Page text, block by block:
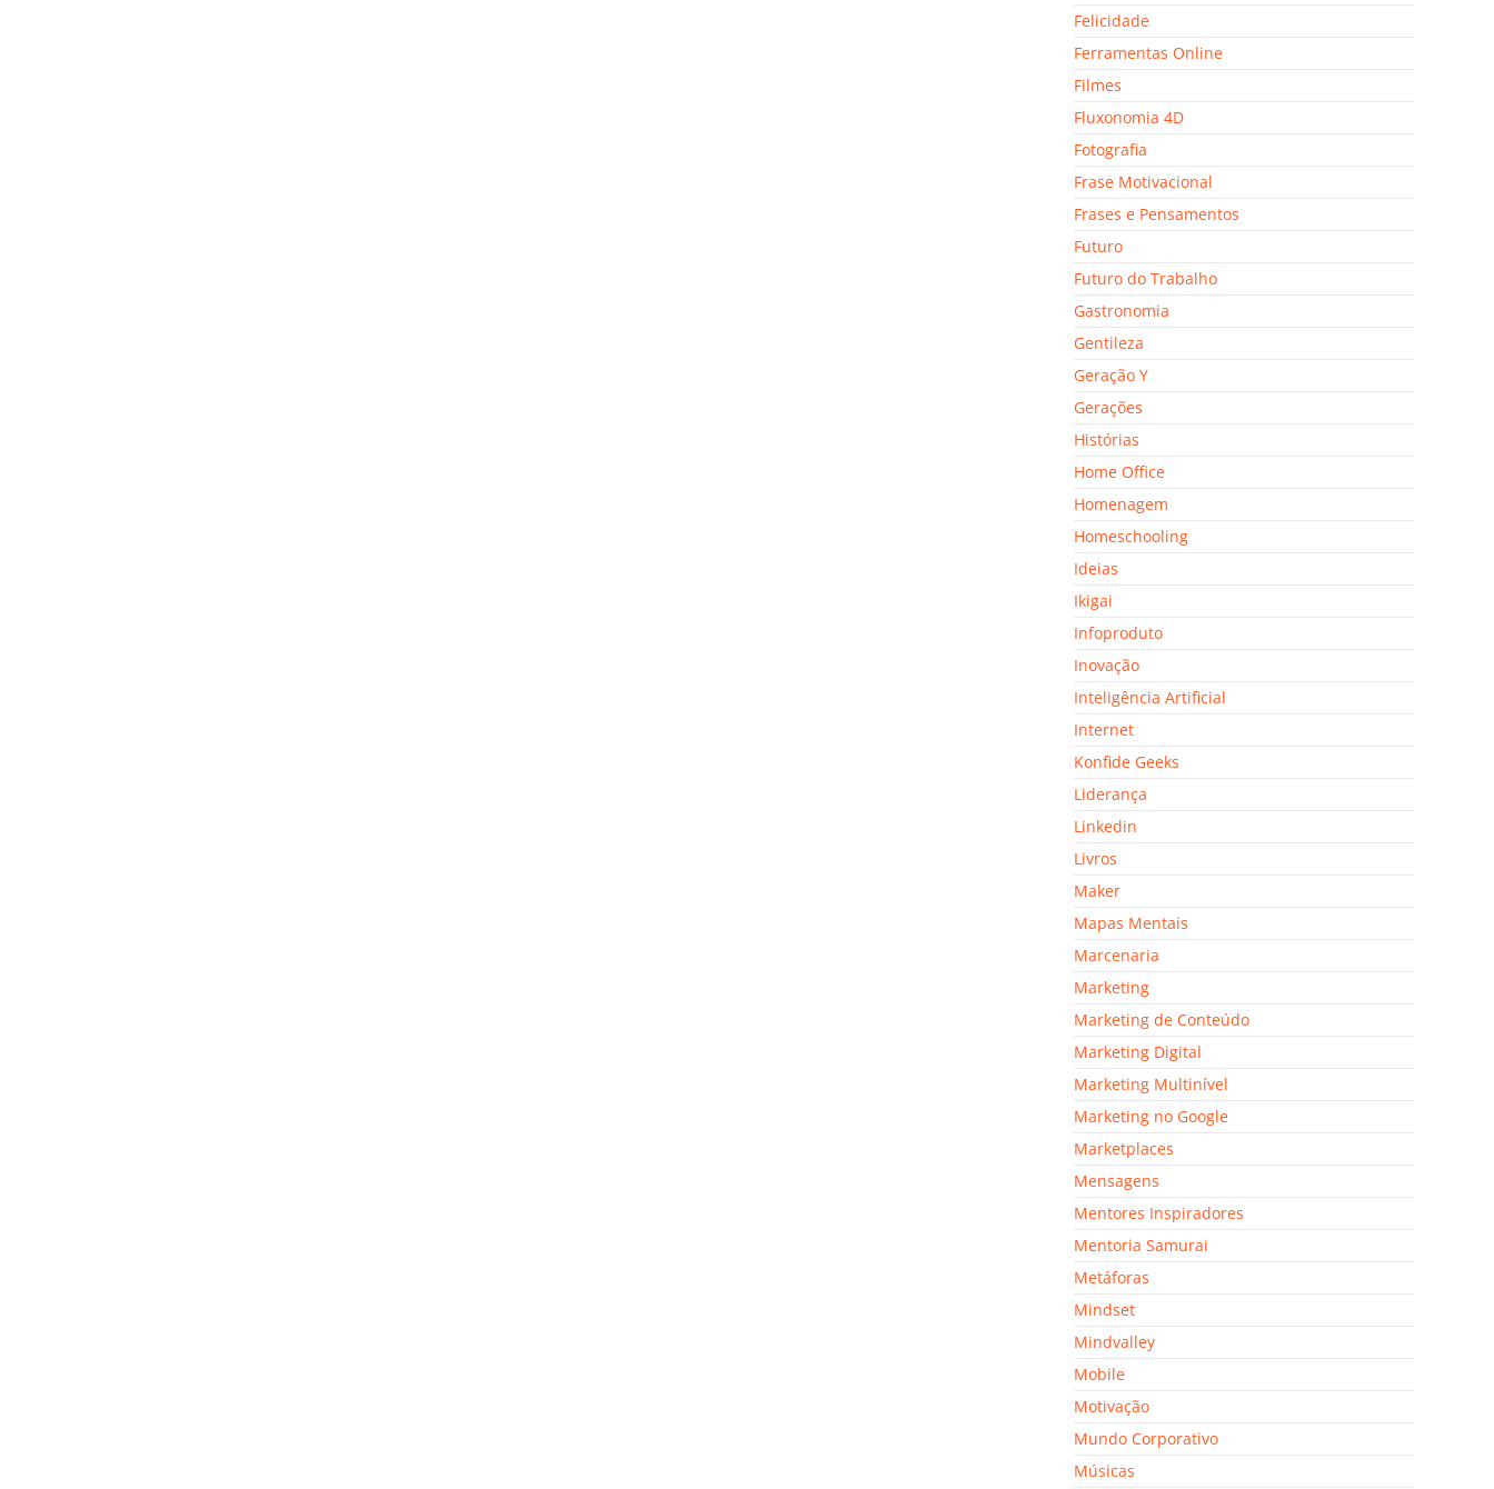
Felicidade
Ferramentas Online
Filmes
Fluxonomia 4D
Fotografia
Frase Motivacional
Frases e Pensamentos
Futuro
Futuro do Trabalho
Gastronomia
Gentileza
Geração Y
Gerações
Histórias
Home Office
Homenagem
Homeschooling
Ideias
Ikigai
Infoproduto
Inovação
Inteligência Artificial
Internet
Konfide Geeks
Liderança
Linkedin
Livros
Maker
Mapas Mentais
Marcenaria
Marketing
Marketing de Conteúdo
Marketing Digital
Marketing Multinível
Marketing no Google
Marketplaces
Mensagens
Mentores Inspiradores
Mentoria Samurai
Metáforas
Mindset
Mindvalley
Mobile
Motivação
Mundo Corporativo
Músicas